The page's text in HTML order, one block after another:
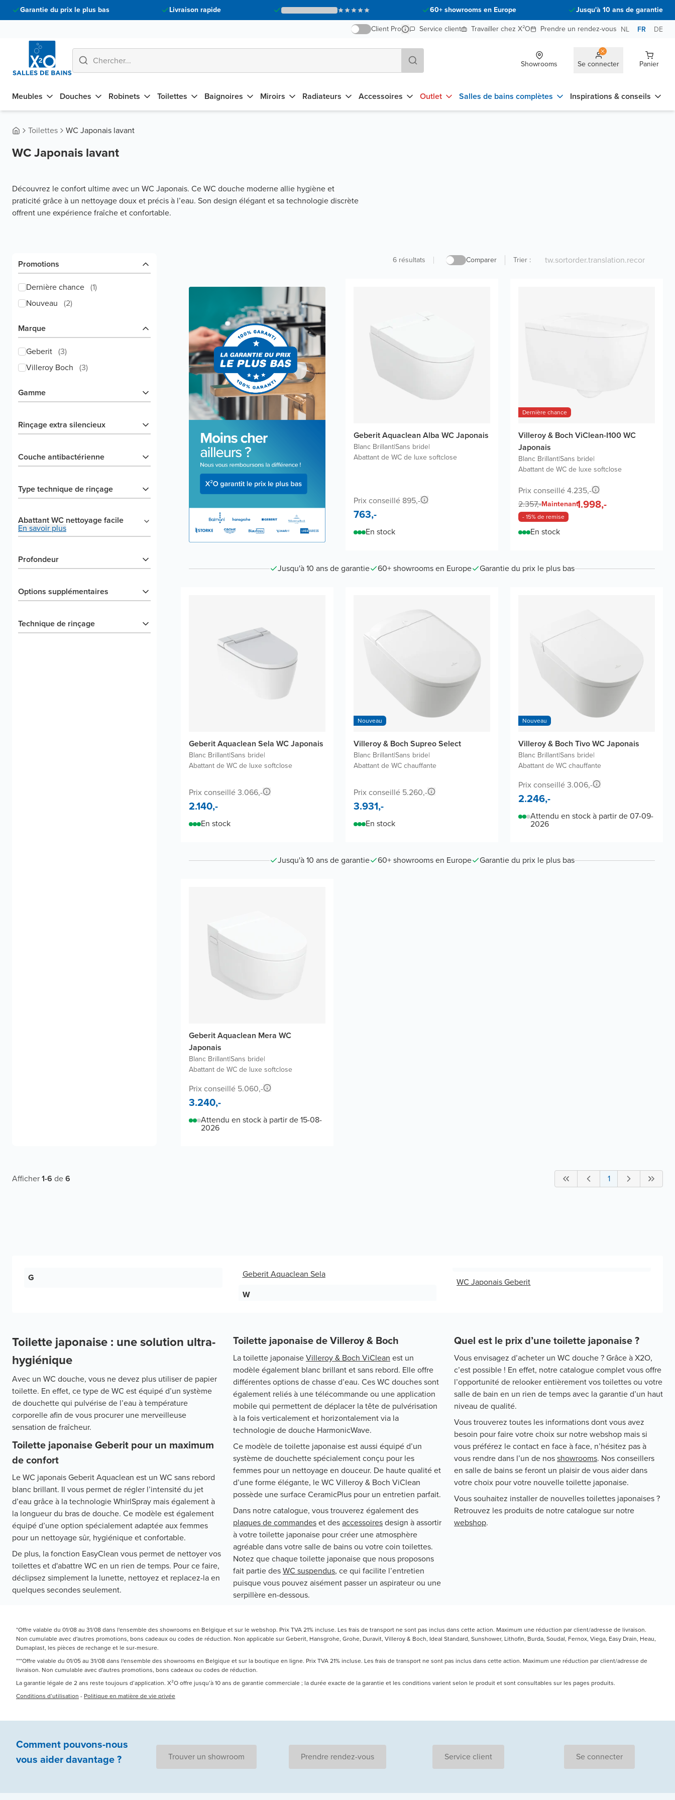
Garantie du prix le plus bas Livraison rapide 60+ showrooms en Europe
Jusqu'à 10 ans de garantie
Client Pro
Service client Travailler chez X²O Prendre un rendez-vous NL FR DE
Showrooms Se connecter Panier
Meubles Douches Robinets Toilettes Baignoires Miroirs Radiateurs Accessoires Outlet Salles de bains complètes Inspirations & conseils
Toilettes WC Japonais lavant
WC Japonais lavant
Découvrez le confort ultime avec un WC Japonais. Ce WC douche moderne allie hygiène et
praticité grâce à un nettoyage doux et précis à l’eau. Son design élégant et sa technologie discrète
offrent une expérience fraîche et confortable.
Promotions
Dernière chance (1)
Nouveau (2)
Marque
Geberit (3)
Villeroy Boch (3)
Gamme
Rinçage extra silencieux
Couche antibactérienne
Type technique de rinçage
Abattant WC nettoyage facile
En savoir plus
Profondeur
Options supplémentaires
Technique de rinçage
6 résultats Comparer Trier :
Geberit Aquaclean Alba WC Japonais
Blanc Brillant|Sans bride|
Abattant de WC de luxe softclose
Prix conseillé 895,-
763,-
En stock
Dernière chance
Villeroy & Boch ViClean-I100 WC
Japonais
Blanc Brillant|Sans bride|
Abattant de WC de luxe softclose
Prix conseillé 4.235,-
2.357,-Maintenant1.998,-
- 15% de remise
En stock
Jusqu'à 10 ans de garantie 60+ showrooms en Europe Garantie du prix le plus bas
Geberit Aquaclean Sela WC Japonais
Blanc Brillant|Sans bride|
Abattant de WC de luxe softclose
Prix conseillé 3.066,-
2.140,-
En stock
Nouveau
Villeroy & Boch Supreo Select
Blanc Brillant|Sans bride|
Abattant de WC chauffante
Prix conseillé 5.260,-
3.931,-
En stock
Nouveau
Villeroy & Boch Tivo WC Japonais
Blanc Brillant|Sans bride|
Abattant de WC chauffante
Prix conseillé 3.006,-
2.246,-
Attendu en stock à partir de 07-09-
2026
Jusqu'à 10 ans de garantie 60+ showrooms en Europe Garantie du prix le plus bas
Geberit Aquaclean Mera WC
Japonais
Blanc Brillant|Sans bride|
Abattant de WC de luxe softclose
Prix conseillé 5.060,-
3.240,-
Attendu en stock à partir de 15-08-
2026
Afficher1-6 de6 1
G
Geberit Aquaclean Sela
W
WC Japonais Geberit
Toilette japonaise : une solution ultra-
hygiénique
Avec un WC douche, vous ne devez plus utiliser de papier
toilette. En effet, ce type de WC est équipé d’un système
de douchette qui pulvérise de l’eau à température
corporelle afin de vous procurer une merveilleuse
sensation de fraîcheur.
Toilette japonaise Geberit pour un maximum
de confort
Le WC japonais Geberit Aquaclean est un WC sans rebord
blanc brillant. Il vous permet de régler l’intensité du jet
d’eau grâce à la technologie WhirlSpray mais également à
la longueur du bras de douche. Ce modèle est également
équipé d’une option spécialement adaptée aux femmes
pour un nettoyage sûr, hygiénique et confortable.
De plus, la fonction EasyClean vous permet de nettoyer vos
toilettes et d'abattre WC en un rien de temps. Pour ce faire,
déclipsez simplement la lunette, nettoyez et replacez-la en
quelques secondes seulement.
Toilette japonaise de Villeroy & Boch
La toilette japonaiseVilleroy & Boch ViClean est un
modèle également blanc brillant et sans rebord. Elle offre
différentes options de chasse d’eau. Ces WC douches sont
également reliés à une télécommande ou une application
mobile qui permettent de déplacer la tête de pulvérisation
à la fois verticalement et horizontalement via la
technologie de douche HarmonicWave.
Ce modèle de toilette japonaise est aussi équipé d’un
système de douchette spécialement conçu pour les
femmes pour un nettoyage en douceur. De haute qualité et
d’une forme élégante, le WC Villeroy & Boch ViClean
possède une surface CeramicPlus pour un entretien parfait.
Dans notre catalogue, vous trouverez également des
plaques de commandeset desaccessoiresdesign à assortir
à votre toilette japonaise pour créer une atmosphère
agréable dans votre salle de bains ou votre coin toilettes.
Notez que chaque toilette japonaise que nous proposons
fait partie desWC suspendus, ce qui facilite l’entretien
puisque vous pouvez aisément passer un aspirateur ou une
serpillère en-dessous.
Quel est le prix d’une toilette japonaise ?
Vous envisagez d’acheter un WC douche ? Grâce à X2O,
c’est possible ! En effet, notre catalogue complet vous offre
l’opportunité de relooker entièrement vos toilettes ou votre
salle de bain en un rien de temps avec la garantie d’un haut
niveau de qualité.
Vous trouverez toutes les informations dont vous avez
besoin pour faire votre choix sur notre webshop mais si
vous préférez le contact en face à face, n’hésitez pas à
vous rendre dans l’un de nosshowrooms. Nos conseillers
en salle de bains se feront un plaisir de vous aider dans
votre choix pour votre nouvelle toilette japonaise.
Vous souhaitez installer de nouvelles toilettes japonaises ?
Retrouvez les produits de notre catalogue sur notre
webshop.
*Offre valable du 01/08 au 31/08 dans l'ensemble des showrooms en Belgique et sur le webshop. Prix TVA 21% incluse. Les frais de transport ne sont pas inclus dans cette action. Maximum une réduction par client/adresse de livraison.
Non cumulable avec d'autres promotions, bons cadeaux ou codes de réduction. Non applicable sur Geberit, Hansgrohe, Grohe, Duravit, Villeroy & Boch, Ideal Standard, Sunshower, Lithofin, Burda, Soudal, Fernox, Viega, Easy Drain, Heau,
Dumaplast, les pièces de rechange et le sur-mesure.
***Offre valable du 01/05 au 31/08 dans l'ensemble des showrooms en Belgique et sur la boutique en ligne. Prix TVA 21% incluse. Les frais de transport ne sont pas inclus dans cette action. Maximum une réduction par client/adresse de
livraison. Non cumulable avec d'autres promotions, bons cadeaux ou codes de réduction.
La garantie légale de 2 ans reste toujours d’application. X²O offre jusqu’à 10 ans de garantie commerciale ; la durée exacte de la garantie et les conditions varient selon le produit et sont consultables sur les pages produits.
Conditions d’utilisation - Politique en matière de vie privée
Comment pouvons-nous
vous aiderdavantage ? Trouver un showroom Prendre rendez-vous Service client Se connecter